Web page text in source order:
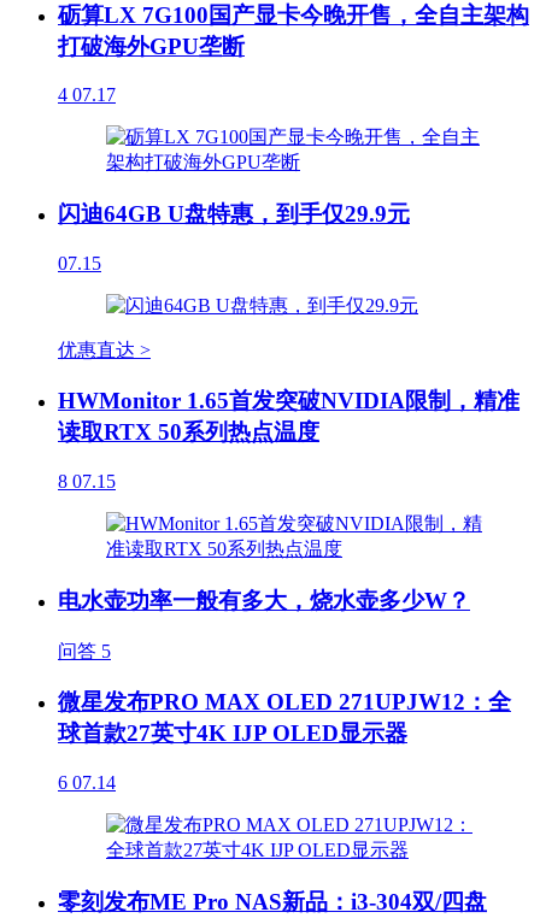
砺算LX 7G100国产显卡今晚开售，全自主架构
打破海外GPU垄断
4 07.17
闪迪64GB U盘特惠，到手仅29.9元
07.15
优惠直达 >
HWMonitor 1.65首发突破NVIDIA限制，精准
读取RTX 50系列热点温度
8 07.15
电水壶功率一般有多大，烧水壶多少W？
问答 5
微星发布PRO MAX OLED 271UPJW12：全
球首款27英寸4K IJP OLED显示器
6 07.14
零刻发布ME Pro NAS新品：i3-304双/四盘